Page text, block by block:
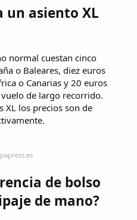
un asiento XL
normal cuestan cinco
o Baleares, diez euros
o Canarias y 20 euros
de largo recorrido.
XL los precios son de
de bolso
de mano?